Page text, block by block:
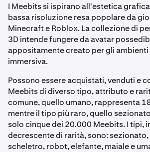
I Meebits si ispirano all'estetica
bassa risoluzione resa popolare da
Minecraft e Roblox. La collezione di
3D intende fungere da avatar
appositamente creato per gli
immersiva.
Possono essere acquistati, venduti e
Meebits di diverso tipo, attributo e
comune, quello umano, rappresenta
mentre il tipo più raro, quello sezionato
solo cinque dei 20.000 Meebits. I tipi,
decrescente di rarità, sono: sezionato,
scheletro, robot, elefante, maiale e u